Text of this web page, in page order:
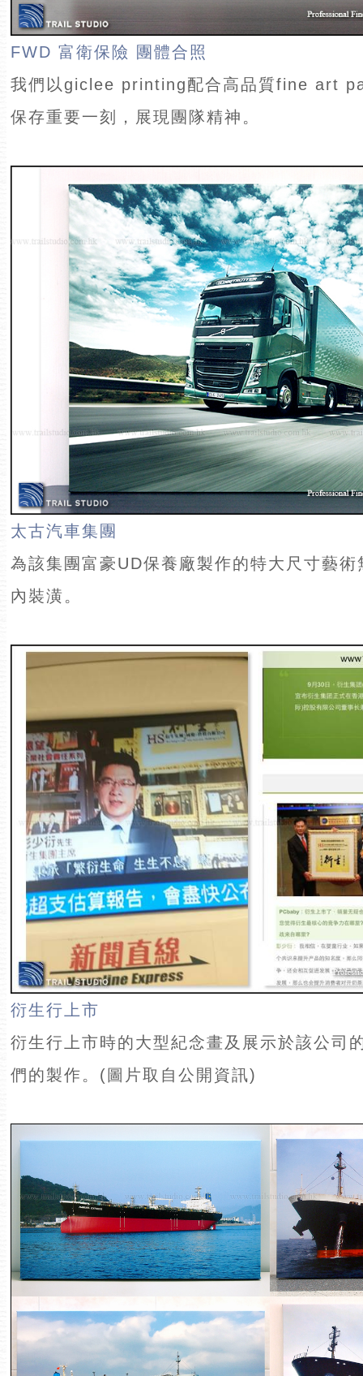
FWD 富衛保險 團體合照
我們以giclee printing配合高品質fine art
保存重要一刻，展現團隊精神。
太古汽車集團
為該集團富豪UD保養廠製作的特大尺寸藝
內裝潢。
衍生行上市
衍生行上市時的大型紀念畫及展示於該公司
們的製作。(圖片取自公開資訊)